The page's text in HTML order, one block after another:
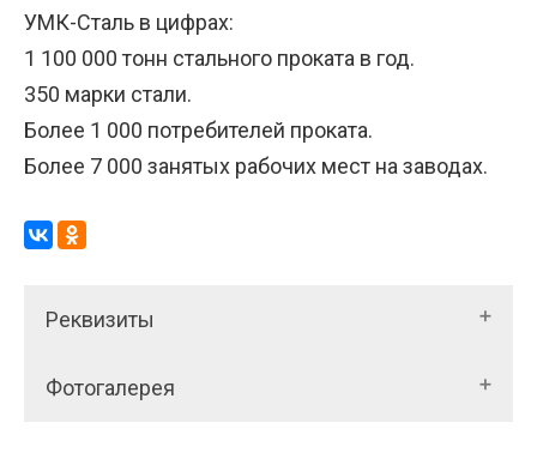
УМК-Сталь в цифрах:
1 100 000 тонн стального проката в год.
350 марки стали.
Более 1 000 потребителей проката.
Более 7 000 занятых рабочих мест на заводах.
Реквизиты
Фотогалерея